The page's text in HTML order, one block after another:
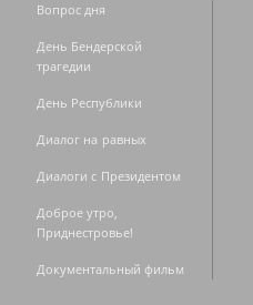
Вопрос дня
День Бендерской
трагедии
День Республики
Диалог на равных
Диалоги с Президентом
Доброе утро,
Приднестровье!
Документальный фильм